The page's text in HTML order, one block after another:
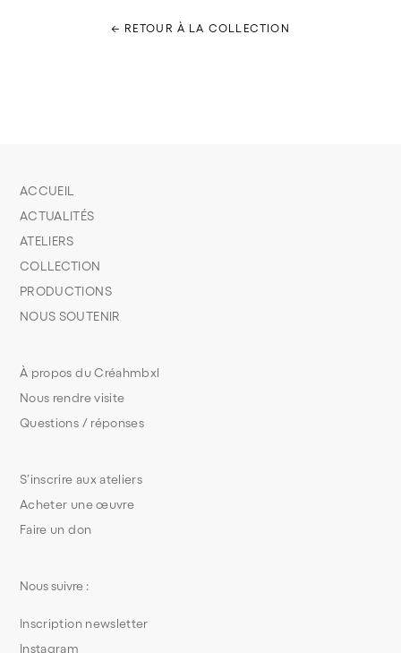
← RETOUR À LA COLLECTION
S’inscrire aux ateliers
Acheter une œuvre
Faire un don
À propos du Créahmbxl
Nous rendre visite
Questions / réponses
ACCUEIL
ACTUALITÉS
ATELIERS
COLLECTION
PRODUCTIONS
NOUS SOUTENIR
Nous suivre :
Inscription newsletter
Instagram